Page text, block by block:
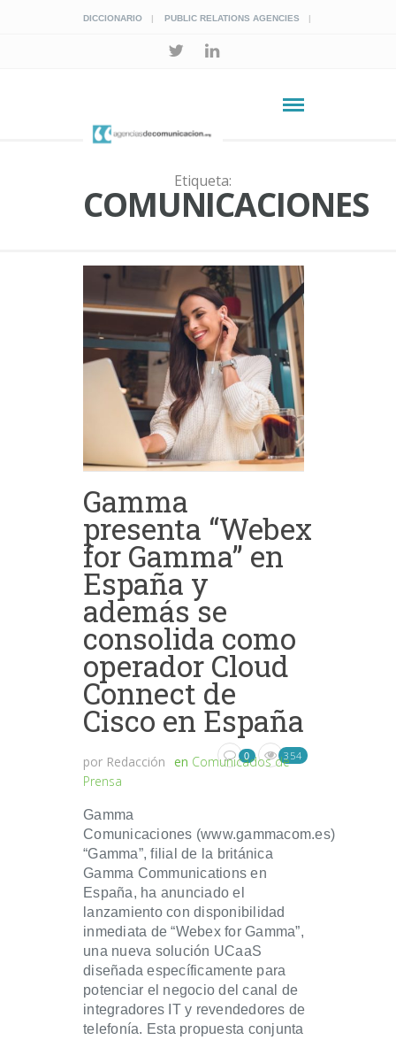
DICCIONARIO PUBLIC RELATIONS AGENCIES
Etiqueta:
COMUNICACIONES
Gamma
presenta “Webex
for Gamma” en
España y
además se
consolida como
operador Cloud
Connect de
Cisco en España
por Redacción en Comunicados de
Prensa
0 354
Gamma
Comunicaciones (www.gammacom.es)
“Gamma”, filial de la británica
Gamma Communications en
España, ha anunciado el
lanzamiento con disponibilidad
inmediata de “Webex for Gamma”,
una nueva solución UCaaS
diseñada específicamente para
potenciar el negocio del canal de
integradores IT y revendedores de
telefonía. Esta propuesta conjunta